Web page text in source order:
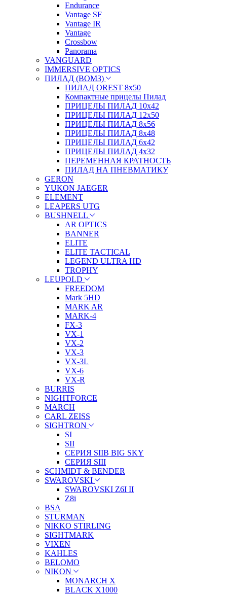
Endurance
Vantage SF
Vantage IR
Vantage
Crossbow
Panorama
VANGUARD
IMMERSIVE OPTICS
ПИЛАД (ВОМЗ)
ПИЛАД OREST 8х50
Компактные прицелы Пилад
ПРИЦЕЛЫ ПИЛАД 10х42
ПРИЦЕЛЫ ПИЛАД 12х50
ПРИЦЕЛЫ ПИЛАД 8х56
ПРИЦЕЛЫ ПИЛАД 8х48
ПРИЦЕЛЫ ПИЛАД 6х42
ПРИЦЕЛЫ ПИЛАД 4х32
ПЕРЕМЕННАЯ КРАТНОСТЬ
ПИЛАД НА ПНЕВМАТИКУ
GERON
YUKON JAEGER
ELEMENT
LEAPERS UTG
BUSHNELL
AR OPTICS
BANNER
ELITE
ELITE TACTICAL
LEGEND ULTRA HD
TROPHY
LEUPOLD
FREEDOM
Mark 5HD
MARK AR
MARK-4
FX-3
VX-1
VX-2
VX-3
VX-3L
VX-6
VX-R
BURRIS
NIGHTFORCE
MARCH
CARL ZEISS
SIGHTRON
SI
SII
СЕРИЯ SIIB BIG SKY
СЕРИЯ SIII
SCHMIDT & BENDER
SWAROVSKI
SWAROVSKI Z6I II
Z8i
BSA
STURMAN
NIKKO STIRLING
SIGHTMARK
VIXEN
KAHLES
BELOMO
NIKON
MONARCH X
BLACK X1000